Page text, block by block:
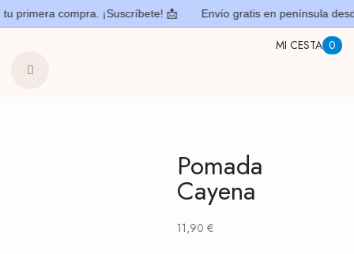
contenido
Ir
al
primera compra. ¡Suscríbete! 📩​ Envío gratis en península
MI CESTA 0
Pomada
Cayena
11,90 €